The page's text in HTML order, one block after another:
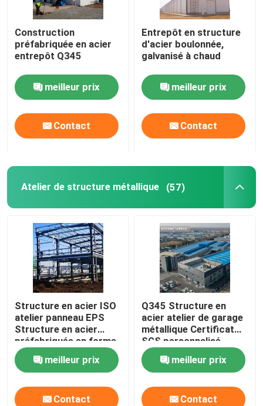
Maison préfabriquée en acier
cage de poulet de couche d'oeufs
Système de cage pour poulets de chair
Construction
préfabriquée en acier
entrepôt Q345
meilleur prix
Contact
Entrepôt en structure
d'acier boulonnée,
galvanisé à chaud
meilleur prix
Contact
Atelier de structure métallique (57)
Structure en acier ISO
atelier panneau EPS
Structure en acier
préfabriquée en forme
de H
meilleur prix
Contact
Q345 Structure en
acier atelier de garage
métallique Certificat
SGS personnalisé
meilleur prix
Contact